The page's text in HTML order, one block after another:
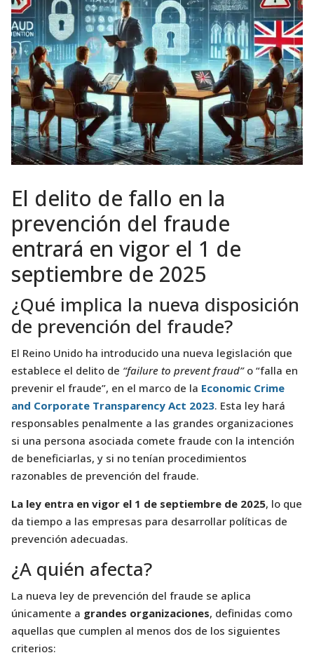
El delito de fallo en la
prevención del fraude
entrará en vigor el 1 de
septiembre de 2025
¿Qué implica la nueva disposición
de prevención del fraude?
El Reino Unido ha introducido una nueva legislación que
establece el delito de “failure to prevent fraud”o “falla en
prevenir el fraude”, en el marco de la Economic Crime
and Corporate Transparency Act 2023. Esta ley hará
responsables penalmente a las grandes organizaciones
si una persona asociada comete fraude con la intención
de beneficiarlas, y si no tenían procedimientos
razonables de prevención del fraude.
La ley entra en vigor el 1 de septiembre de 2025, lo que
da tiempo a las empresas para desarrollar políticas de
prevención adecuadas.
¿A quién afecta?
La nueva ley de prevención del fraude se aplica
únicamente a grandes organizaciones, definidas como
aquellas que cumplen al menos dos de los siguientes
criterios: